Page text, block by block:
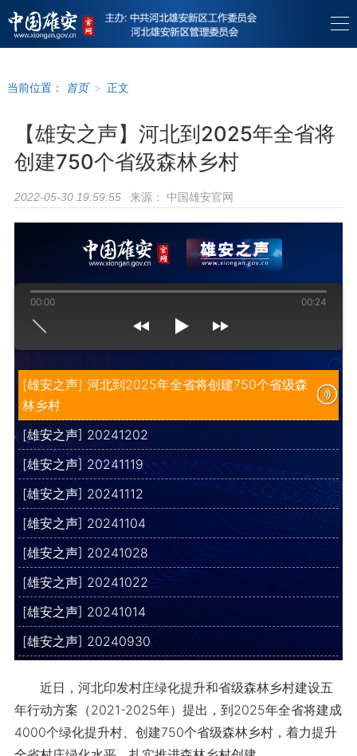
当前位置： 首页 > 正文
【雄安之声】河北到2025年全省将
创建750个省级森林乡村
2022-05-30 19:59:55 来源： 中国雄安官网
[雄安之声] 河北到2025年全省将创建750个省级森
林乡村
[雄安之声] 20241202
[雄安之声] 20241119
[雄安之声] 20241112
[雄安之声] 20241104
[雄安之声] 20241028
[雄安之声] 20241022
[雄安之声] 20241014
[雄安之声] 20240930
00:00 00:24
近日，河北印发村庄绿化提升和省级森林乡村建设五
年行动方案（2021-2025年）提出，到2025年全省将建成
4000个绿化提升村、创建750个省级森林乡村，着力提升